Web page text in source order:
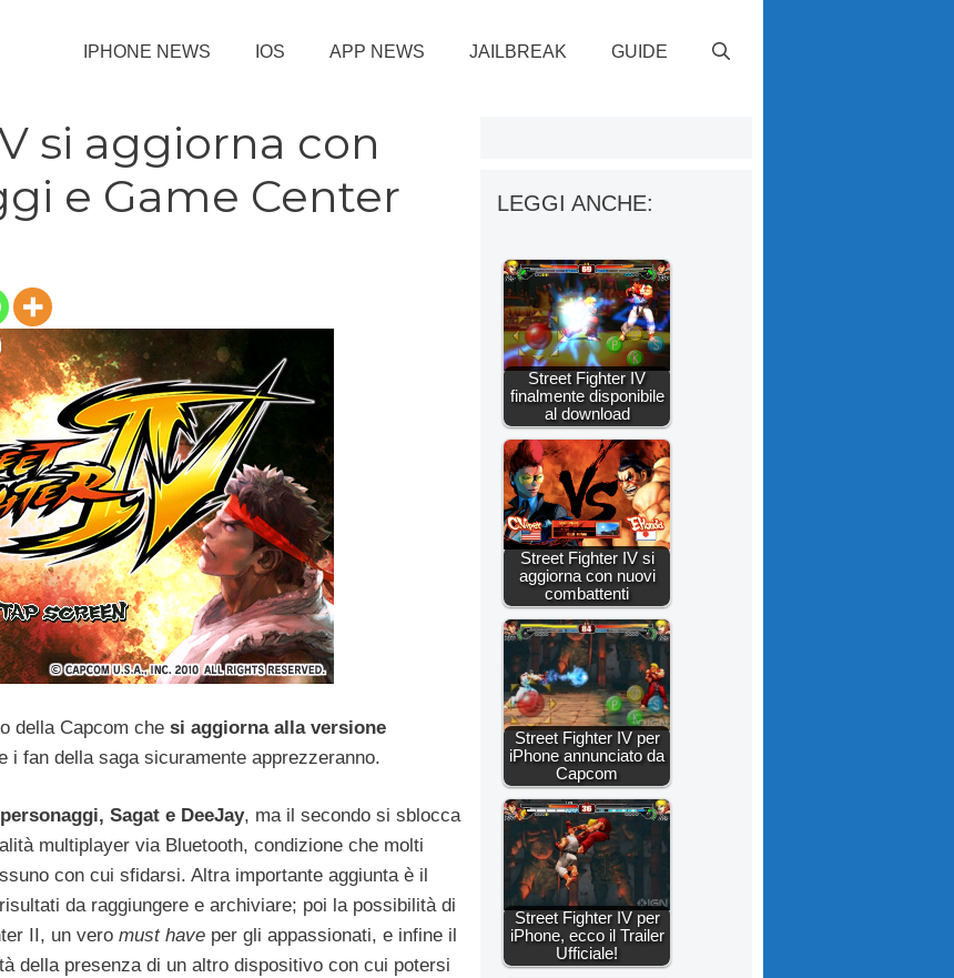
IPHONE NEWS IOS APP NEWS JAILBREAK GUIDE
si aggiorna con
e Game Center
della Capcom che si aggiorna alla versione
i fan della saga sicuramente apprezzeranno.
Sagat e DeeJay, ma il secondo si sblocca
multiplayer via Bluetooth, condizione che molti
con cui sfidarsi. Altra importante aggiunta è il
da raggiungere e archiviare; poi la possibilità di
II, un vero must have per gli appassionati, e infine il
della presenza di un altro dispositivo con cui potersi
LEGGI ANCHE:
Street Fighter IV
finalmente disponibile
al download
Street Fighter IV si
aggiorna con nuovi
combattenti
Street Fighter IV per
iPhone annunciato da
Capcom
Street Fighter IV per
iPhone, ecco il Trailer
Ufficiale!